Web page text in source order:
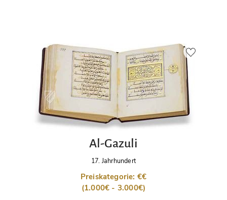
Al-Gazuli
17. Jahrhundert
Preiskategorie: €€
(1.000€ - 3.000€)